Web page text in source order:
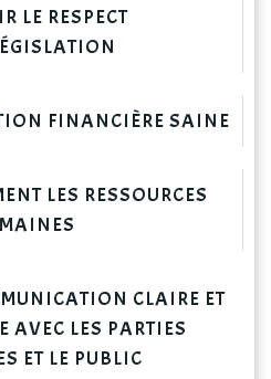
LE RESPECT
FINANCIÈRE SAINE
LES RESSOURCES
CLAIRE ET
AVEC LES PARTIES
ET LE PUBLIC